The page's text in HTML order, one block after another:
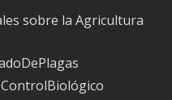
sobre la Agricultura